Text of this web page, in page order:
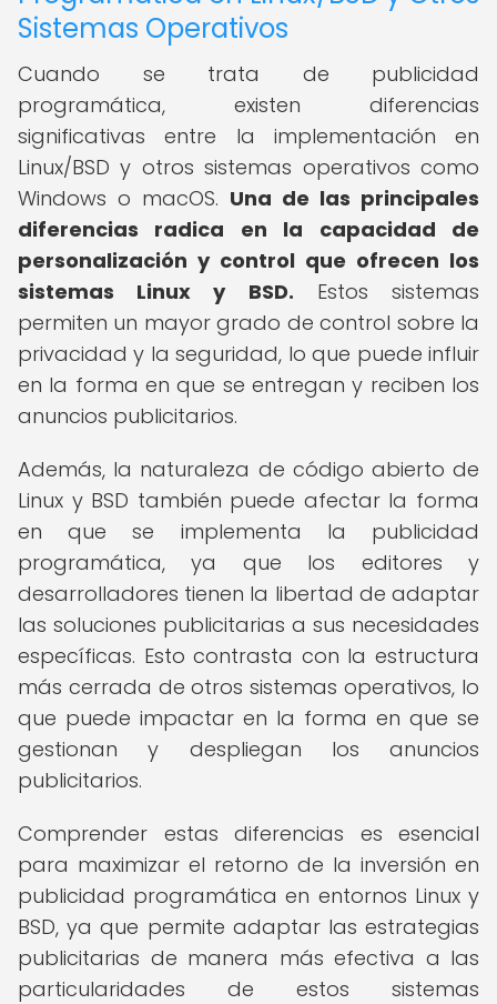
Sistemas Operativos
Cuando se trata de publicidad
programática, existen diferencias
significativas entre la implementación en
Linux/BSD y otros sistemas operativos como
Windows o macOS. Una de las principales
diferencias radica en la capacidad de
personalización y control que ofrecen los
sistemas Linux y BSD. Estos sistemas
permiten un mayor grado de control sobre la
privacidad y la seguridad, lo que puede influir
en la forma en que se entregan y reciben los
anuncios publicitarios.
Además, la naturaleza de código abierto de
Linux y BSD también puede afectar la forma
en que se implementa la publicidad
programática, ya que los editores y
desarrolladores tienen la libertad de adaptar
las soluciones publicitarias a sus necesidades
específicas. Esto contrasta con la estructura
más cerrada de otros sistemas operativos, lo
que puede impactar en la forma en que se
gestionan y despliegan los anuncios
publicitarios.
Comprender estas diferencias es esencial
para maximizar el retorno de la inversión en
publicidad programática en entornos Linux y
BSD, ya que permite adaptar las estrategias
publicitarias de manera más efectiva a las
particularidades de estos sistemas